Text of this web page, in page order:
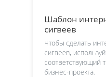
Шаблон
сигвеев
Чтобы сделать
сигвеев,
соответствующий
бизнес-проекта.